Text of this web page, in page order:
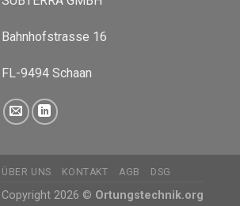
Bahnhofstrasse 16
FL-9494 Schaan
ÜBER UNS KONTAKT AGB DSG
Copyright 2026 © Ortungstechnik.org